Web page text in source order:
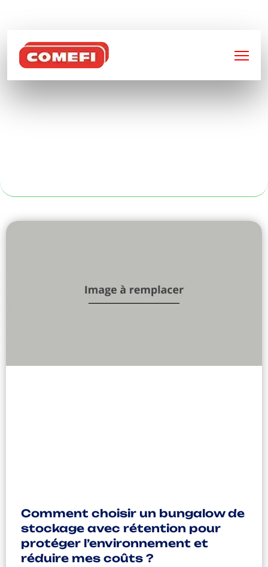
SOUDURE
Comment choisir un bungalow de
stockage avec rétention pour
protéger l’environnement et
réduire mes coûts ?